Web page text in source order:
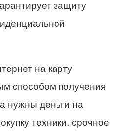
защиту
на карту
способом получения
нужны деньги на
техники, срочное